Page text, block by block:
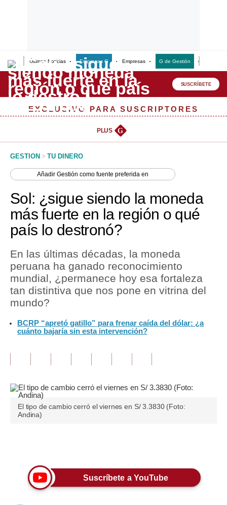
Últimas Noticias Empresas G Empresas G de Gestión
Lo último
Peru Quiosco
Management & Empleo
Perú
Política
Finanzas Personales
Inmobiliarias
Plus G
Opinión
Blogs
Tendencias
Moda
Estilos
SUSCRÍBETE
EXCLUSIVO PARA SUSCRIPTORES
PLUS G
GESTION > TU DINERO
AñadirGestión como fuente preferida en
Sol: ¿sigue siendo la moneda
más fuerte en la región o qué
país lo destronó?
En las últimas décadas, la moneda
peruana ha ganado reconocimiento
mundial, ¿permanece hoy esa fortaleza
tan distintiva que nos pone en vitrina del
mundo?
BCRP “apretó gatillo” para frenar caída del dólar: ¿a
cuánto bajaría sin esta intervención?
El tipo de cambio cerró el viernes en S/ 3.3830 (Foto:
Andina)
Suscríbete a YouTube